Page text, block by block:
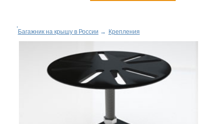
Багажник на крышу в России → Крепления